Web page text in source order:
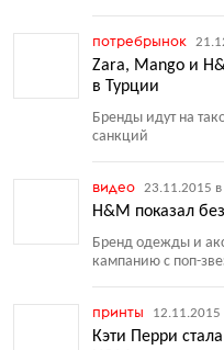
потребрынок
Zara, Mango и
в Турции
Бренды идут на
санкций
видео 23.11.2015
H&M показал
Бренд одежды и
кампанию с поп-
принты 12.11.2015
Кэти Перри